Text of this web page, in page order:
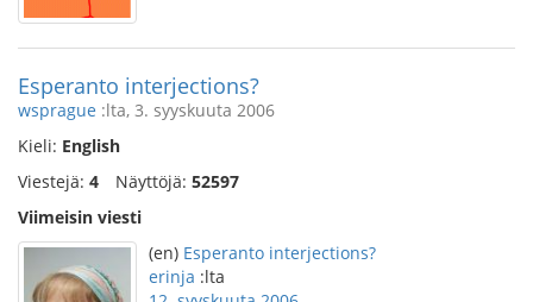
Esperanto interjections?
wsprague :lta, 3. syyskuuta 2006
Kieli: English
Viestejä: 4 Näyttöjä: 52597
Viimeisin viesti
(en) Esperanto interjections?
erinja :lta